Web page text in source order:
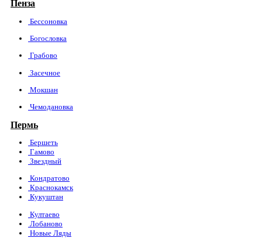
Пенза
Бессоновка
Богословка
Грабово
Засечное
Мокшан
Чемодановка
Пермь
Бершеть
Гамово
Звездный
Кондратово
Краснокамск
Кукуштан
Култаево
Лобаново
Новые Ляды